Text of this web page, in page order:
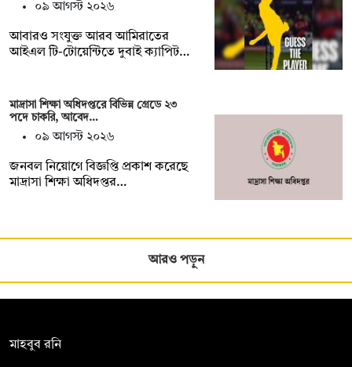
০৯ আগস্ট ২০২৬
আবারও সংযুক্ত আরব আমিরাতের
আইএল টি-টোয়েন্টিতে দুবাই ক্যাপিট…
মাদ্রাসা শিক্ষা অধিদপ্তরে বিভিন্ন গ্রেডে ২৩
পদে চাকরি, আবেদ…
০৯ আগস্ট ২০২৬
জনবল নিয়োগে বিজ্ঞপ্তি প্রকাশ করেছে
মাদ্রাসা শিক্ষা অধিদপ্তর…
আরও পড়ুন
মাহবুব রনি